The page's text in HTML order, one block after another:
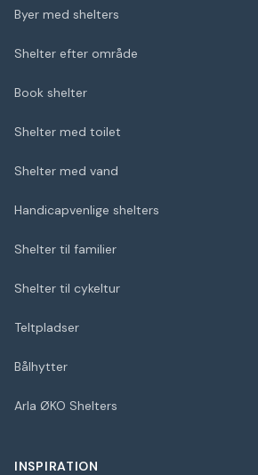
Byer med shelters
Shelter efter område
Book shelter
Shelter med toilet
Shelter med vand
Handicapvenlige shelters
Shelter til familier
Shelter til cykeltur
Teltpladser
Bålhytter
Arla ØKO Shelters
INSPIRATION